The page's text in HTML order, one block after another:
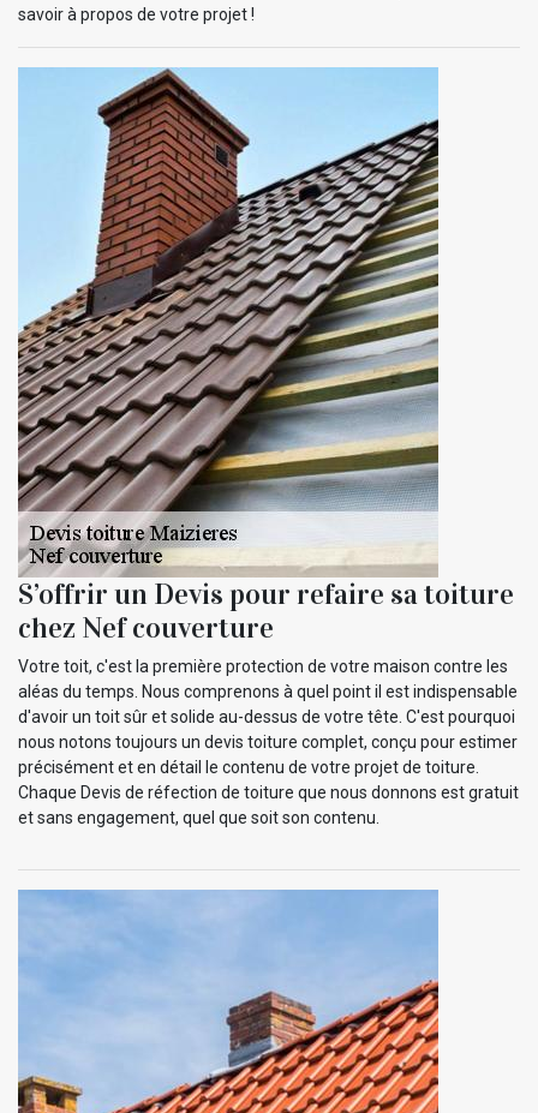
savoir à propos de votre projet !
S’offrir un Devis pour refaire sa toiture
chez Nef couverture
Votre toit, c'est la première protection de votre maison contre les
aléas du temps. Nous comprenons à quel point il est indispensable
d'avoir un toit sûr et solide au-dessus de votre tête. C'est pourquoi
nous notons toujours un devis toiture complet, conçu pour estimer
précisément et en détail le contenu de votre projet de toiture.
Chaque Devis de réfection de toiture que nous donnons est gratuit
et sans engagement, quel que soit son contenu.